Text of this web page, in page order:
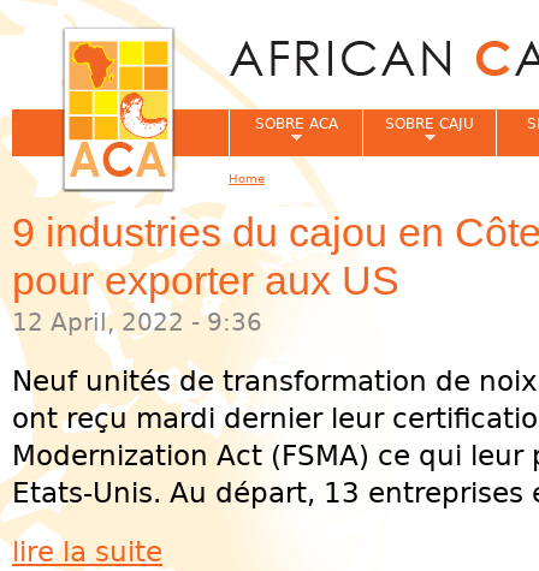
9 industries du cajou en
pour exporter aux US
12 April, 2022 - 9:36
Neuf unités de transformation de
ont reçu mardi dernier leur
Modernization Act (FSMA) ce qui
Etats-Unis. Au départ, 13 entreprises
lire la suite
SOBRE ACA SOBRE CAJU
You are here
Home